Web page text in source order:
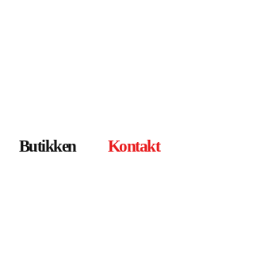
Butikken Kontakt